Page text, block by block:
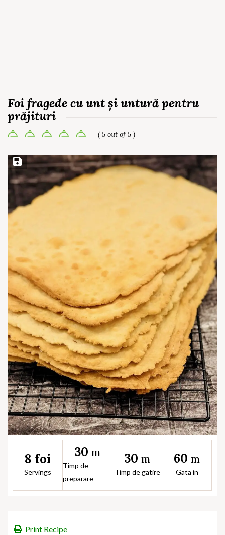
Foi fragede cu unt și untură pentru
prăjituri
( 5 out of 5 )
Save Recipe
8 foi
Servings
30 m
Timp de
preparare
30 m
Timp de gatire
60 m
Gata in
Print Recipe